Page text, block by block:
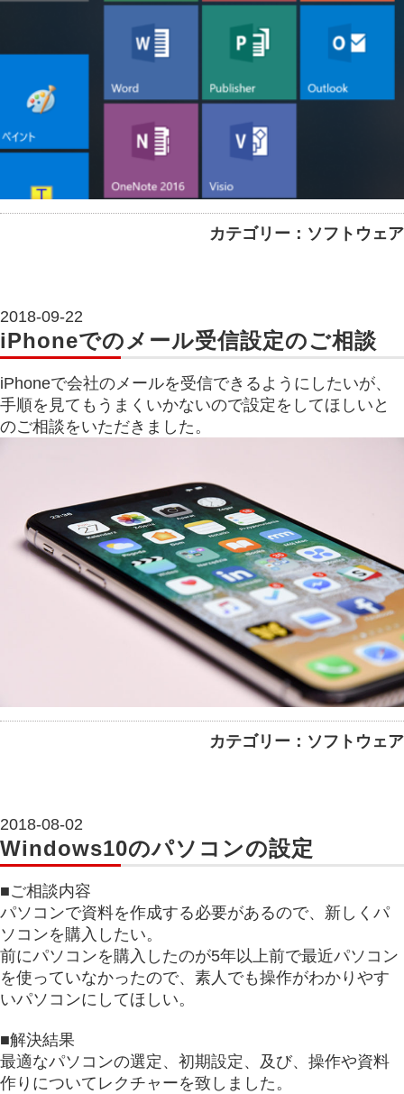
カテゴリー：ソフトウェア
2018-09-22
iPhoneでのメール受信設定のご相談
iPhoneで会社のメールを受信できるようにしたいが、
手順を見てもうまくいかないので設定をしてほしいと
のご相談をいただきました。
カテゴリー：ソフトウェア
2018-08-02
Windows10のパソコンの設定
■ご相談内容
パソコンで資料を作成する必要があるので、新しくパ
ソコンを購入したい。
前にパソコンを購入したのが5年以上前で最近パソコン
を使っていなかったので、素人でも操作がわかりやす
いパソコンにしてほしい。
■解決結果
最適なパソコンの選定、初期設定、及び、操作や資料
作りについてレクチャーを致しました。